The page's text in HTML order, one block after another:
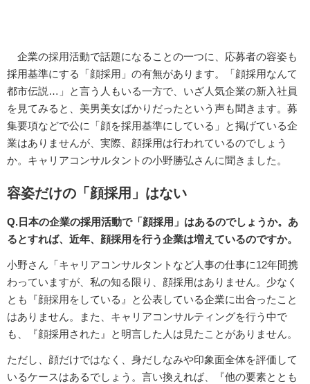
企業の採用活動で話題になることの一つに、応募者の容姿も
採用基準にする「顔採用」の有無があります。「顔採用なんて
都市伝説…」と言う人もいる一方で、いざ人気企業の新入社員
を見てみると、美男美女ばかりだったという声も聞きます。募
集要項などで公に「顔を採用基準にしている」と掲げている企
業はありませんが、実際、顔採用は行われているのでしょう
か。キャリアコンサルタントの小野勝弘さんに聞きました。
容姿だけの「顔採用」はない
Q.日本の企業の採用活動で「顔採用」はあるのでしょうか。あ
るとすれば、近年、顔採用を行う企業は増えているのですか。
小野さん「キャリアコンサルタントなど人事の仕事に12年間携
わっていますが、私の知る限り、顔採用はありません。少なく
とも『顔採用をしている』と公表している企業に出合ったこと
はありません。また、キャリアコンサルティングを行う中で
も、『顔採用された』と明言した人は見たことがありません。
ただし、顔だけではなく、身だしなみや印象面全体を評価して
いるケースはあるでしょう。言い換えれば、『他の要素ととも